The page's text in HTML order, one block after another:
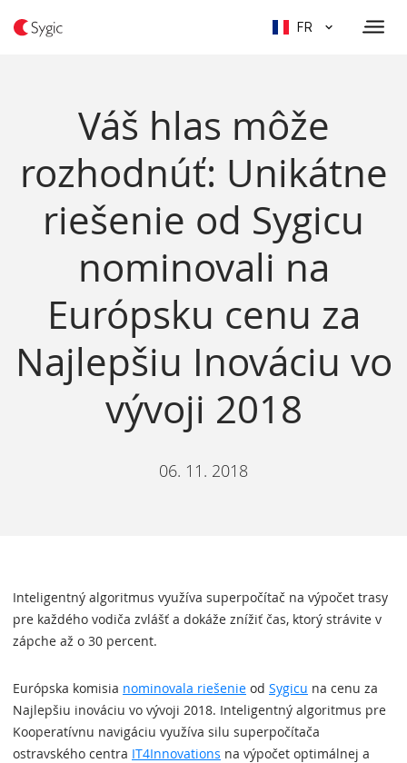
FR
Váš hlas môže
rozhodnúť: Unikátne
riešenie od Sygicu
nominovali na
Európsku cenu za
Najlepšiu Inováciu vo
vývoji 2018
06. 11. 2018
Inteligentný algoritmus využíva superpočítač na výpočet trasy
pre každého vodiča zvlášť a dokáže znížiť čas, ktorý strávite v
zápche až o 30 percent.
Európska komisia nominovala riešenie od Sygicu na cenu za
Najlepšiu inováciu vo vývoji 2018. Inteligentný algoritmus pre
Kooperatívnu navigáciu využíva silu superpočítača
ostravského centra IT4Innovations na výpočet optimálnej a